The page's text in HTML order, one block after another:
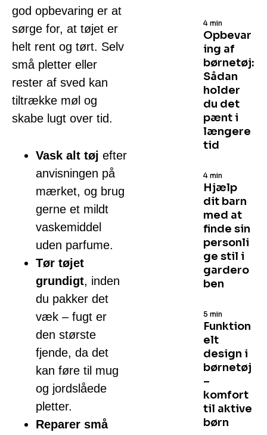
god opbevaring er at
sørge for, at tøjet er
helt rent og tørt. Selv
små pletter eller
rester af sved kan
tiltrække møl og
skabe lugt over tid.
Vask alt tøj efter
anvisningen på
mærket, og brug
gerne et mildt
vaskemiddel
uden parfume.
Tør tøjet
grundigt, inden
du pakker det
væk – fugt er
den største
fjende, da det
kan føre til mug
og jordslåede
pletter.
Reparer små
Opbevar
ing af
børnetøj:
Sådan
holder
du det
pænt i
længere
tid
4 min
Hjælp
dit barn
med at
finde sin
personli
ge stil i
gardero
ben
4 min
Funktion
elt
design i
børnetøj
–
komfort
til aktive
børn
5 min